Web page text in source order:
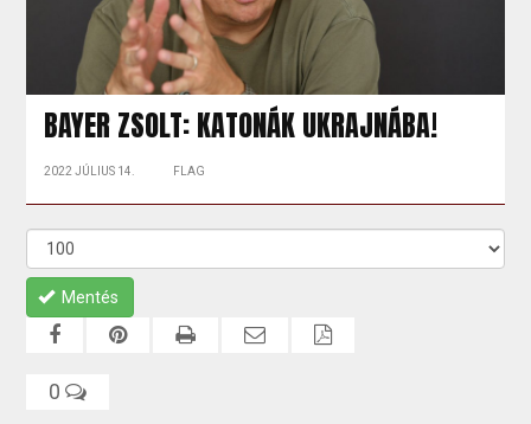
BAYER ZSOLT: KATONÁK UKRAJNÁBA!
2022 JÚLIUS 14. FLAG
Mentés
0